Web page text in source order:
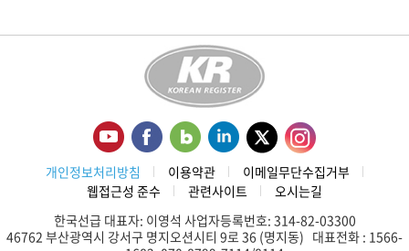
개인정보처리방침 이용약관
이메일무단수집거부
웹접근성 준수
관련사이트
오시는길
한국선급 대표자: 이영석 사업자등록번호: 314-82-03300
46762 부산광역시 강서구 명지오션시티 9로 36 (명지동) 대표전화 : 1566-